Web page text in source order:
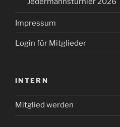
Impressum
Login für Mitglieder
INTERN
Mitglied werden